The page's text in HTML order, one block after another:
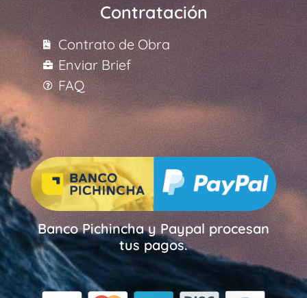
Contratación
Contrato de Obra
Enviar Brief
FAQ
Banco Pichincha y Paypal procesan
tus pagos.